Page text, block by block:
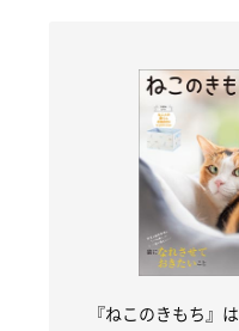
『ねこのきもち』